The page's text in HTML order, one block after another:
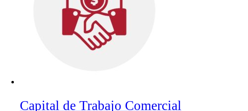
Capital de Trabajo Comercial